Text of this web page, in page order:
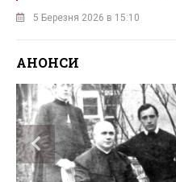
5 Березня 2026 в 15:10
АНОНСИ